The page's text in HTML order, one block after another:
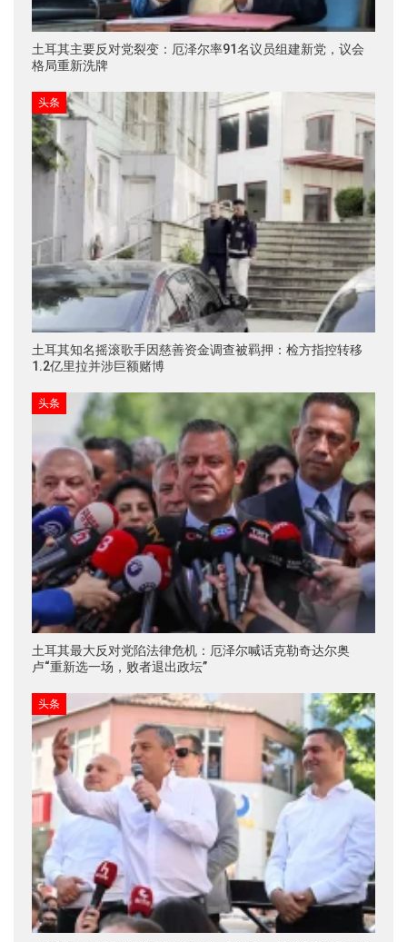
土耳其主要反对党裂变：厄泽尔率91名议员组建新党，议会
格局重新洗牌
头条
土耳其知名摇滚歌手因慈善资金调查被羁押：检方指控转移
1.2亿里拉并涉巨额赌博
头条
土耳其最大反对党陷法律危机：厄泽尔喊话克勒奇达尔奥
卢“重新选一场，败者退出政坛”
头条